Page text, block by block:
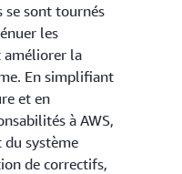
se sont tournés
les
améliorer la
En simplifiant
et en
à AWS,
système
de correctifs,